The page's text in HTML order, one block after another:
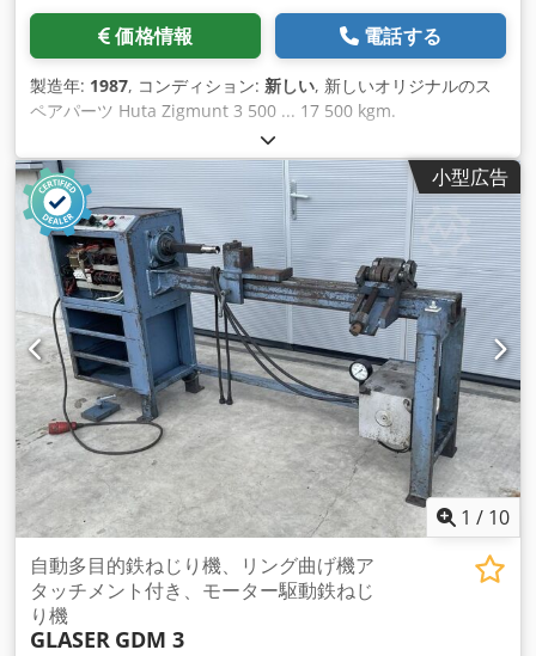
価格情報 電話する
製造年: 1987, コンディション: 新しい, 新しいオリジナルのス
ペアパーツ Huta Zigmunt 3 500 ... 17 500 kgm.
小型広告
1 / 10
自動多目的鉄ねじり機、リング曲げ機ア
タッチメント付き、モーター駆動鉄ねじ
り機
GLASER GDM 3